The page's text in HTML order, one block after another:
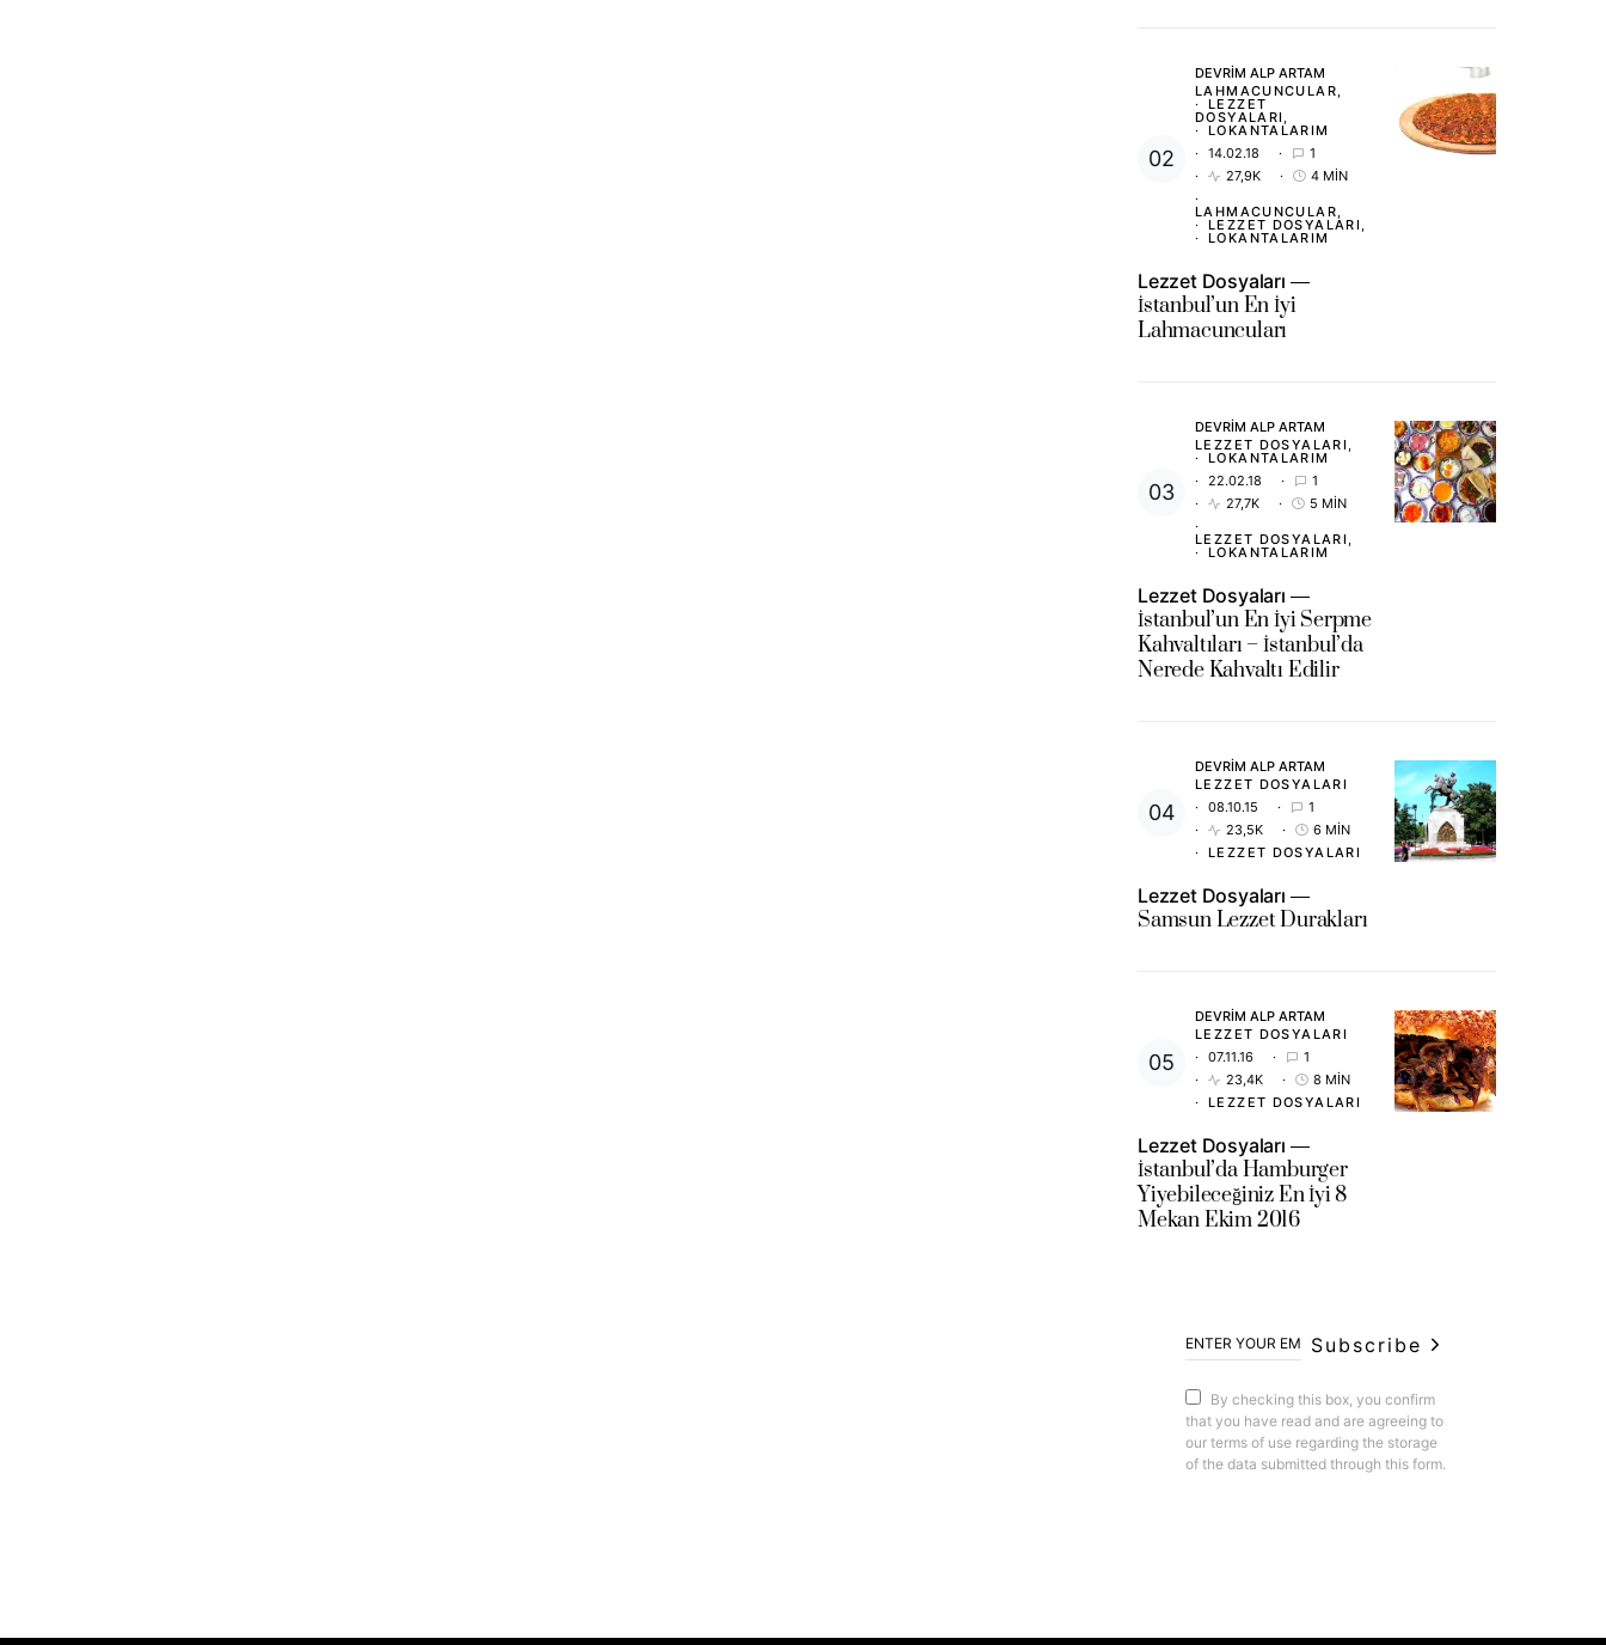
DEVRIM ALP ARTAM
LAHMACUNCULAR
LEZZET
DOSYALARI
LOKANTALARIM
14.02.18
1
27,9K
4 MIN
LAHMACUNCULAR
LEZZET DOSYALARI
LOKANTALARIM
Lezzet Dosyaları
İstanbul’un En İyi
Lahmacuncuları
DEVRIM ALP ARTAM
LEZZET DOSYALARI
LOKANTALARIM
22.02.18
1
27,7K
5 MIN
LEZZET DOSYALARI
LOKANTALARIM
Lezzet Dosyaları
İstanbul’un En İyi Serpme
Kahvaltıları – İstanbul’da
Nerede Kahvaltı Edilir
DEVRIM ALP ARTAM
LEZZET DOSYALARI
08.10.15
1
23,5K
6 MIN
LEZZET DOSYALARI
Lezzet Dosyaları
Samsun Lezzet Durakları
DEVRIM ALP ARTAM
LEZZET DOSYALARI
07.11.16
1
23,4K
8 MIN
LEZZET DOSYALARI
Lezzet Dosyaları
İstanbul’da Hamburger
Yiyebileceğiniz En İyi 8
Mekan Ekim 2016
Subscribe
By checking this box, you confirm
that you have read and are agreeing to
our terms of use regarding the storage
of the data submitted through this form.